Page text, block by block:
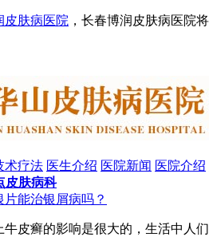
皮肤病医院 ，长春博润皮肤病医院
术疗法 医生介绍 医院新闻 医院介绍
皮肤病科
能治银屑病吗？
皮癣的影响是很大的，生活中人